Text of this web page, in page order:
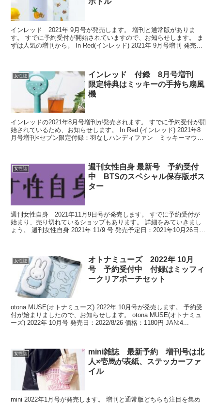
インレッド 2021年 9月号が発売します。 増刊と通常版がありま
す。 すでに予約受付が開始されていますので、お知らせします。 ま
ずは人気の増刊から。 In Red(インレッド) 2021年 9月号増刊 発売予
女性誌
インレッド 付録 8月号増刊
限定特典はミッキーの手持ち扇風
機
インレッドの2021年8月号増刊が発売されます。 すでに予約受付が開
始されているため、お知らせします。 In Red (インレッド) 2021年8
月号増刊<セブン限定付録：羽なしハンディファン ミッキーマウス
女性誌
週刊女性自身 最新号 予約受付
中 BTSのスペシャル保存版ポス
ター
週刊女性自身 2021年11月9日号が発売します。 すでに予約受付が
始まり、売り切れているショップもあります。 詳細をみていきまし
ょう。 週刊女性自身 2021年 11/9 号 発売予定日：2021年10月26日
女性誌
オトナミューズ 2022年 10月
号 予約受付中 付録はミッフィ
ークリアポーチセット
otona MUSE(オトナミューズ) 2022年 10月号が発売します。 予約受
付が始まりましたので、お知らせします。 otona MUSE(オトナミュ
ーズ) 2022年 10月号 発売日：2022/8/26 価格：1180円 JAN:4...
女性誌
mini雑誌 最新予約 増刊号は北
人×壱馬が表紙、ステッカーファ
イル
mini 2022年1月号が発売します。 増刊と通常版どちらも注目を集め